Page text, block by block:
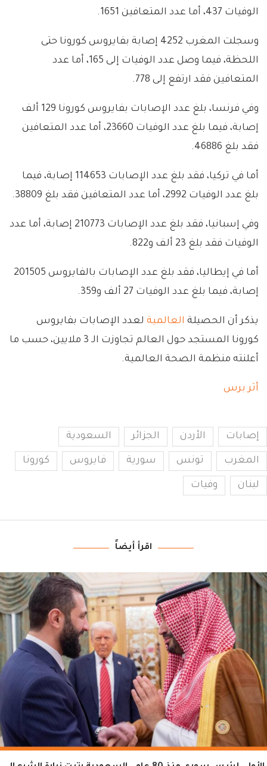
الوفيات 437، أما عدد المتعافين 1651.
وسجلت المغرب 4252 إصابة بفايروس كورونا حتى
اللحظة، فيما وصل عدد الوفيات إلى 165، أما عدد
المتعافين فقد ارتفع إلى 778.
وفي فرنسا، بلغ عدد الإصابات بفايروس كورونا 129 ألف
إصابة، فيما بلغ عدد الوفيات 23660، أما عدد المتعافين
فقد بلغ 46886.
أما في تركيا، فقد بلغ عدد الإصابات 114653 إصابة، فيما
بلغ عدد الوفيات 2992، أما عدد المتعافين فقد بلغ 38809.
وفي إسبانيا، فقد بلغ عدد الإصابات 210773 إصابة، أما عدد
الوفيات فقد بلغ 23 ألف و822.
أما في إيطاليا، فقد بلغ عدد الإصابات بالفايروس 201505
إصابة، فيما بلغ عدد الوفيات 27 ألف و359.
يذكر أن الحصيلة العالمية لعدد الإصابات بفايروس
كورونا المستجد حول العالم تجاوزت الـ 3 ملايين، حسب ما
أعلنته منظمة الصحة العالمية.
أثر برس
إصابات الأردن الجزائر السعودية
المغرب تونس سورية فايروس كورونا
لبنان وفيات
اقرأ أيضاً